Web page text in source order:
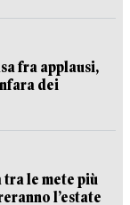
fra applausi,
dei
tra le mete più
l’estate